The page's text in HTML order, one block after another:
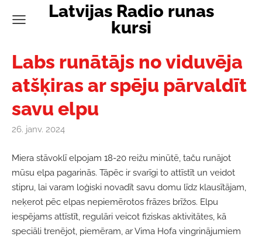
Latvijas Radio runas
kursi
Labs runātājs no viduvēja
atšķiras ar spēju pārvaldīt
savu elpu
26. janv. 2024
Miera stāvoklī elpojam 18-20 reižu minūtē, taču runājot
mūsu elpa pagarinās. Tāpēc ir svarīgi to attīstīt un veidot
stipru, lai varam loģiski novadīt savu domu līdz klausītājam,
neķerot pēc elpas nepiemērotos frāzes brīžos. Elpu
iespējams attīstīt, regulāri veicot fiziskas aktivitātes, kā
speciāli trenējot, piemēram, ar Vima Hofa vingrinājumiem